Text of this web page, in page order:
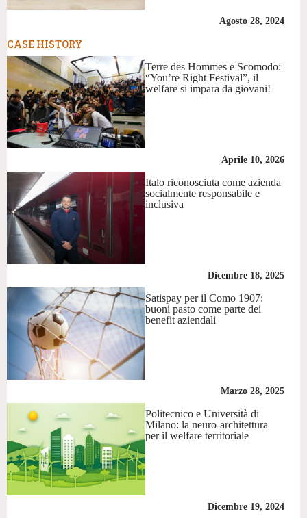
Agosto 28, 2024
CASE HISTORY
Terre des Hommes e Scomodo:
“You’re Right Festival”, il
welfare si impara da giovani!
Aprile 10, 2026
Italo riconosciuta come azienda
socialmente responsabile e
inclusiva
Dicembre 18, 2025
Satispay per il Como 1907:
buoni pasto come parte dei
benefit aziendali
Marzo 28, 2025
Politecnico e Università di
Milano: la neuro-architettura
per il welfare territoriale
Dicembre 19, 2024